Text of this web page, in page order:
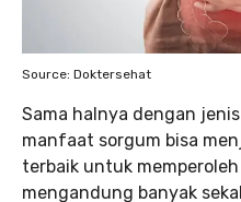
Source: Doktersehat
Sama halnya dengan
manfaat sorgum bisa
terbaik untuk
mengandung banyak